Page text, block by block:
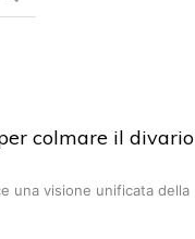
colmare il divario
una visione unificata della